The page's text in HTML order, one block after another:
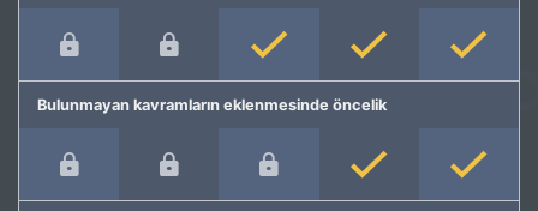
Bulunmayan kavramların eklenmesinde öncelik